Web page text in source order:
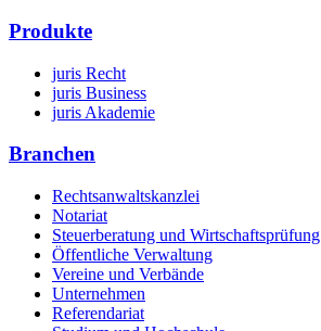
Produkte
juris Recht
juris Business
juris Akademie
Branchen
Rechtsanwaltskanzlei
Notariat
Steuerberatung und Wirtschaftsprüfung
Öffentliche Verwaltung
Vereine und Verbände
Unternehmen
Referendariat